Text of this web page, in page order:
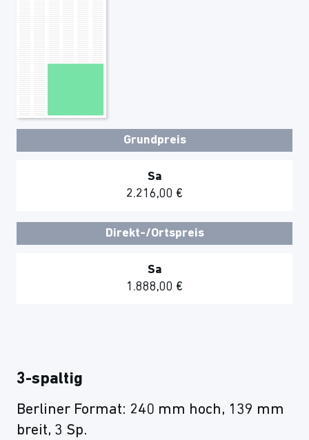
Grundpreis
Sa
2.216,00 €
Direkt-/Ortspreis
Sa
1.888,00 €
3-spaltig
Berliner Format: 240 mm hoch, 139 mm
breit, 3 Sp.